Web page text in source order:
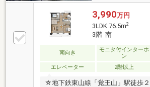
3,990万円
3LDK 76.5m2
3階 南
南向き
モニタ付インターホ
ン
エレベーター 2階以上
☆地下鉄東山線「覚王山」駅徒歩２